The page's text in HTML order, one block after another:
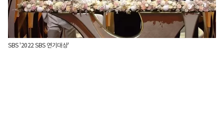
SBS '2022 SBS 연기대상'